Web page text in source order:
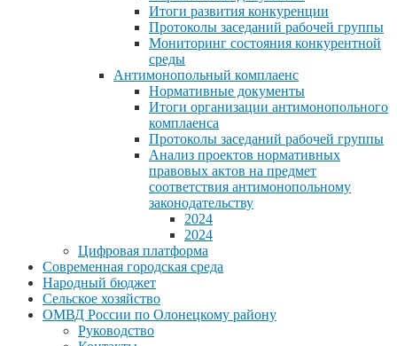
Итоги развития конкуренции
Протоколы заседаний рабочей группы
Мониторинг состояния конкурентной
среды
Антимонопольный комплаенс
Нормативные документы
Итоги организации антимонопольного
комплаенса
Протоколы заседаний рабочей группы
Анализ проектов нормативных
правовых актов на предмет
соответствия антимонопольному
законодательству
2024
2024
Цифровая платформа
Современная городская среда
Народный бюджет
Сельское хозяйство
ОМВД России по Олонецкому району
Руководство